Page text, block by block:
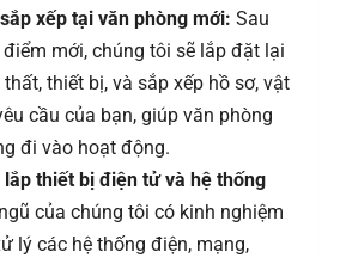
xếp tại văn phòng mới: Sau
mới, chúng tôi sẽ lắp đặt lại
thiết bị, và sắp xếp hồ sơ, vật
cầu của bạn, giúp văn phòng
đi vào hoạt động.
lắp thiết bị điện tử và hệ thống
của chúng tôi có kinh nghiệm
lý các hệ thống điện, mạng,